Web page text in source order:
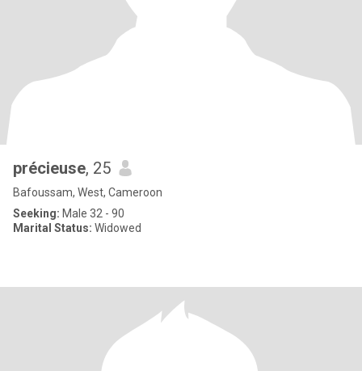
précieuse, 25
Bafoussam, West, Cameroon
Seeking: Male 32 - 90
Marital Status: Widowed